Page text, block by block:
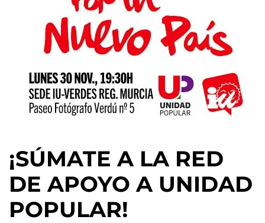
¡SÚMATE A LA RED
DE APOYO A UNIDAD
POPULAR!